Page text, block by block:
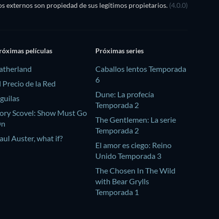
externos son propiedad de sus legítimos propietarios. (4.0.0)
películas
Precio de la Red
Scovel: Show Must Go
Auster, what if?
Próximas series
Caballos lentos Temporada
6
Dune: La profecía
Temporada 2
The Gentlemen: La serie
Temporada 2
El amor es ciego: Reino
Unido Temporada 3
The Chosen In The Wild
with Bear Grylls
Temporada 1